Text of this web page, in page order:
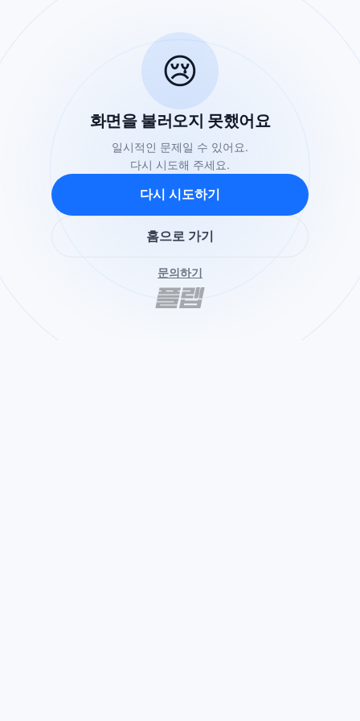
😢
화면을 불러오지 못했어요
일시적인 문제일 수 있어요.
다시 시도해 주세요.
다시 시도하기
홈으로 가기
문의하기